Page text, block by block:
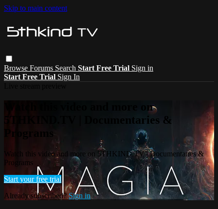
Skip to main content
Browse Forums Search Start Free Trial Sign in
Start Free Trial Sign In
Watch this video and more on
5THKIND.TV | Documentaries &
Programs
Watch this video and more on 5THKIND.TV | Documentaries &
Programs
Start your free trial
Already subscribed?Sign in